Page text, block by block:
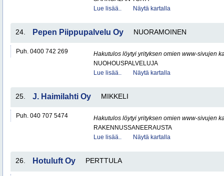
Lue lisää..
Näytä kartalla
24. Pepen Piippupalvelu Oy NUORAMOINEN
Puh. 0400 742 269
Hakutulos löytyi yrityksen omien www-sivujen
NUOHOUSPALVELUJA
Lue lisää..
Näytä kartalla
25. J. Haimilahti Oy MIKKELI
Puh. 040 707 5474
Hakutulos löytyi yrityksen omien www-sivujen
RAKENNUSSANEERAUSTA
Lue lisää..
Näytä kartalla
26. Hotuluft Oy PERTTULA